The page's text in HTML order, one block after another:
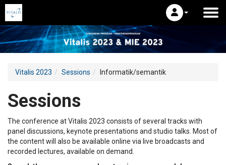
Vitalis 2023 Sessions Informatik/semantik
Sessions
The conference at Vitalis 2023 consists of several tracks with
panel discussions, keynote presentations and studio talks. Most of
the content will also be available online via live broadcasts and
recorded lectures, available on demand.